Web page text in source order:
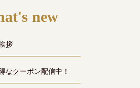
new
拶
なクーポン配信中！